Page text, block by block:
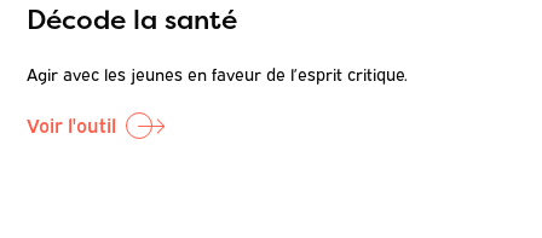
Décode la santé
Agir avec les jeunes en faveur de l’esprit critique.
Voir l'outil